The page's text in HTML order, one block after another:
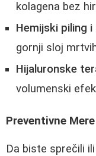
kolagena bez
Hemijski piling
gornji sloj
Hijaluronske
volumenski
Preventivne Mere
Da biste sprečili